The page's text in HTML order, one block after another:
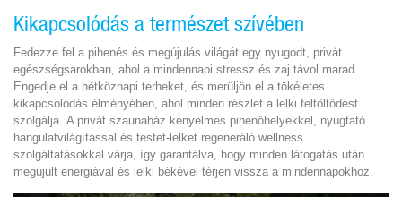
Kikapcsolódás a természet szívében
Fedezze fel a pihenés és megújulás világát egy nyugodt, privát
egészségsarokban, ahol a mindennapi stressz és zaj távol marad.
Engedje el a hétköznapi terheket, és merüljön el a tökéletes
kikapcsolódás élményében, ahol minden részlet a lelki feltöltődést
szolgálja. A privát szaunaház kényelmes pihenőhelyekkel, nyugtató
hangulatvilágítással és testet-lelket regeneráló wellness
szolgáltatásokkal várja, így garantálva, hogy minden látogatás után
megújult energiával és lelki békével térjen vissza a mindennapokhoz.